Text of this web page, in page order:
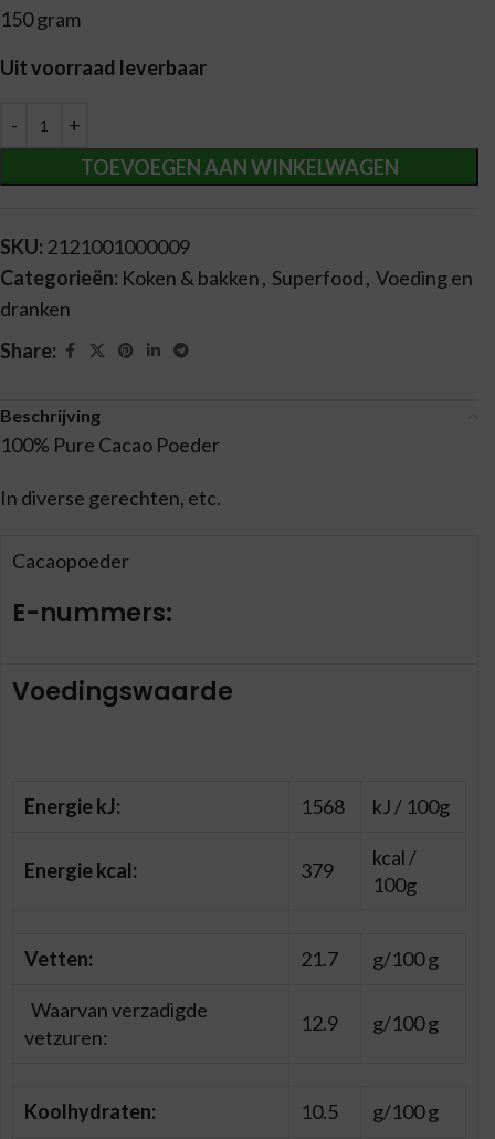
150 gram
Uit voorraad leverbaar
TOEVOEGEN AAN WINKELWAGEN
Alternative:
SKU: 2121001000009
Categorieën: Koken & bakken, Superfood, Voeding en
dranken
Share:
Beschrijving
100% Pure Cacao Poeder
In diverse gerechten, etc.
Cacaopoeder
E-nummers:
Voedingswaarde
Energie kJ: 1568 kJ / 100g
Energie kcal: 379
kcal /
100g
Vetten: 21.7 g/100 g
Waarvan verzadigde
vetzuren:
12.9 g/100 g
Koolhydraten: 10.5 g/100 g